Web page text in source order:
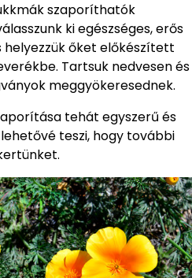
szaporíthatók
ki egészséges, erős
helyezzük őket előkészített
Tartsuk nedvesen és
meggyökeresednek.
tehát egyszerű és
teszi, hogy további